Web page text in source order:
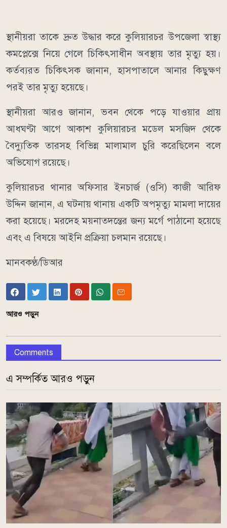
স্থানীয়রা তাকে দ্রুত উদ্ধার করে কুলিয়ারচর উপজেলা স্বাস্থ্য
কমপ্লেক্সে নিয়ে গেলে চিকিৎসাধীন অবস্থায় তার মৃত্যু হয়।
কর্তব্যরত চিকিৎসক জানান, হাসপাতালে আনার কিছুক্ষণ
পরই তার মৃত্যু হয়েছে।
স্থানীয়রা আরও জানান, ভবন থেকে পড়ে যাওয়ার প্রায়
আধঘণ্টা আগে আকাশ কুলিয়ারচর মডেল মসজিদ থেকে
বৈদ্যুতিক তারসহ বিভিন্ন মালামাল চুরি করেছিলেন বলে
অভিযোগ রয়েছে।
কুলিয়ারচর থানার অফিসার ইনচার্জ (ওসি) কাজী আরিফ
উদ্দিন জানান, এ ঘটনায় থানায় একটি অপমৃত্যু মামলা দায়ের
করা হয়েছে। মরদেহ ময়নাতদন্তের জন্য মর্গে পাঠানো হয়েছে
এবং এ বিষয়ে আইনি প্রক্রিয়া চলমান রয়েছে।
মানবকণ্ঠ/ডিআর
আরও পড়ুন
Comments
এ সম্পর্কিত আরও পড়ুন